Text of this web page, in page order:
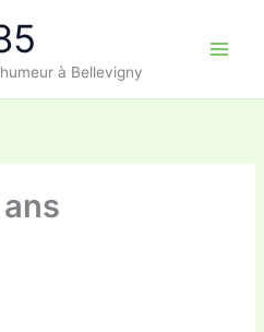
à Bellevigny